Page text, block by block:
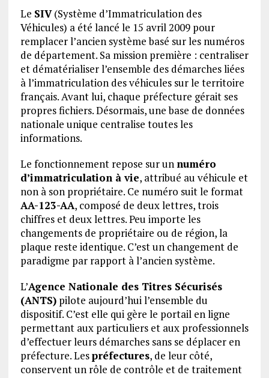
Le SIV(Système d’Immatriculation des
Véhicules) a été lancé le 15 avril 2009 pour
remplacer l’ancien système basé sur les numéros
de département. Sa mission première : centraliser
et dématérialiser l’ensemble des démarches liées
à l’immatriculation des véhicules sur le territoire
français. Avant lui, chaque préfecture gérait ses
propres fichiers. Désormais, une base de données
nationale unique centralise toutes les
informations.
Le fonctionnement repose sur un numéro
d’immatriculation à vie, attribué au véhicule et
non à son propriétaire. Ce numéro suit le format
AA-123-AA, composé de deux lettres, trois
chiffres et deux lettres. Peu importe les
changements de propriétaire ou de région, la
plaque reste identique. C’est un changement de
paradigme par rapport à l’ancien système.
L’Agence Nationale des Titres Sécurisés
(ANTS)pilote aujourd’hui l’ensemble du
dispositif. C’est elle qui gère le portail en ligne
permettant aux particuliers et aux professionnels
d’effectuer leurs démarches sans se déplacer en
préfecture. Lespréfectures, de leur côté,
conservent un rôle de contrôle et de traitement